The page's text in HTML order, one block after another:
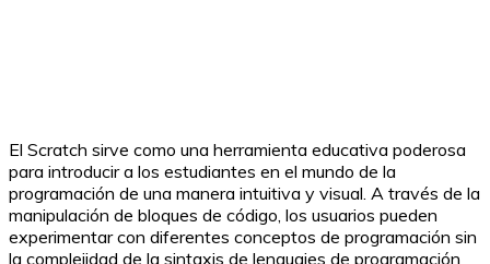
El Scratch sirve como una herramienta educativa poderosa
para introducir a los estudiantes en el mundo de la
programación de una manera intuitiva y visual. A través de la
manipulación de bloques de código, los usuarios pueden
experimentar con diferentes conceptos de programación sin
la complejidad de la sintaxis de lenguajes de programación